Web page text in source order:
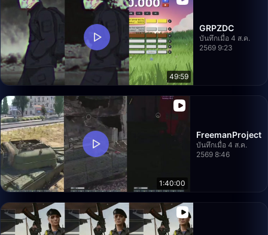
49:59
GRPZDC
บันทึกเมื่อ 4 ส.ค.
2569 9:23
1:40:00
FreemanProject
บันทึกเมื่อ 4 ส.ค.
2569 8:46